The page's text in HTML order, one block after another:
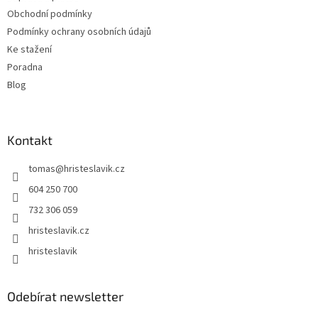
Obchodní podmínky
Podmínky ochrany osobních údajů
Ke stažení
Poradna
Blog
Kontakt
tomas@hristeslavik.cz
604 250 700
732 306 059
hristeslavik.cz
hristeslavik
Odebírat newsletter